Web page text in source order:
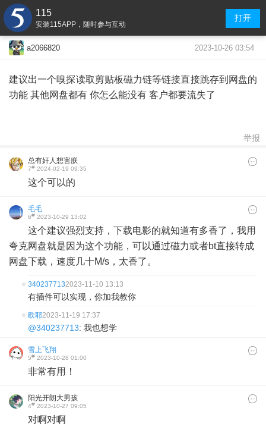
115
安装115APP，随时参与互动
打开
a2066820 2023-10-26 03:54
建议出一个嗅探读取剪贴板磁力链等链接直接跳存到网盘的
功能 其他网盘都有 你怎么能没有 客户都要流失了
举报
总有奸人想害朕
7# 2024-02-19 09:35
这个可以的
毛毛
6# 2023-10-29 13:02
这个建议强烈支持，下载电影的就知道有多香了，我用
夸克网盘就是因为这个功能，可以通过磁力或者bt直接转成
网盘下载，速度几十M/s，太香了。
3402377132023-11-10 13:13
有插件可以实现，你加我教你
欧耶2023-11-19 17:37
@340237713: 我也想学
雪上飞翔
5# 2023-10-28 01:00
非常有用！
阳光开朗大男孩
4# 2023-10-27 09:05
对啊对啊